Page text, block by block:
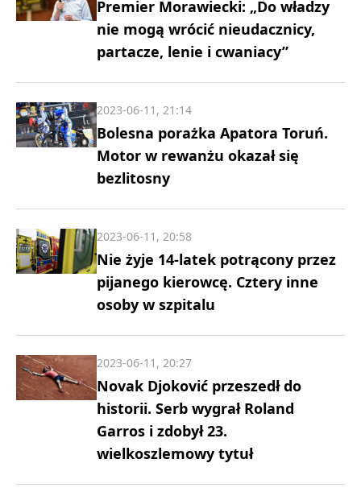
Premier Morawiecki: „Do władzy
nie mogą wrócić nieudacznicy,
partacze, lenie i cwaniacy”
Bolesna porażka Apatora Toruń.
Motor w rewanżu okazał się
bezlitosny
2023-06-11, 21:14
Nie żyje 14-latek potrącony przez
pijanego kierowcę. Cztery inne
osoby w szpitalu
2023-06-11, 20:58
Novak Djoković przeszedł do
historii. Serb wygrał Roland
Garros i zdobył 23.
wielkoszlemowy tytuł
2023-06-11, 20:27